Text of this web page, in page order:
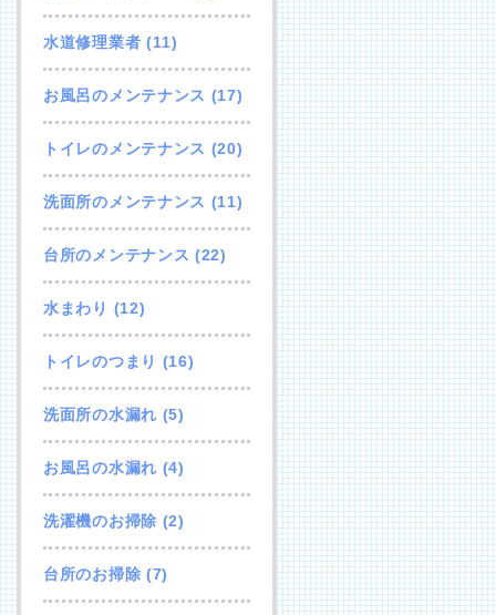
水道修理業者 (11)
お風呂のメンテナンス (17)
トイレのメンテナンス (20)
洗面所のメンテナンス (11)
台所のメンテナンス (22)
水まわり (12)
トイレのつまり (16)
洗面所の水漏れ (5)
お風呂の水漏れ (4)
洗濯機のお掃除 (2)
台所のお掃除 (7)